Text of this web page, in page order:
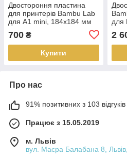
Двостороння пластина
для принтерів Bambu Lab
для A1 mini, 184x184 мм
700 ₴
Купити
для
2
Про нас
91% позитивних з 103 відгуків
Працює з 15.05.2019
м. Львів
вул. Маєра Балабана 8,